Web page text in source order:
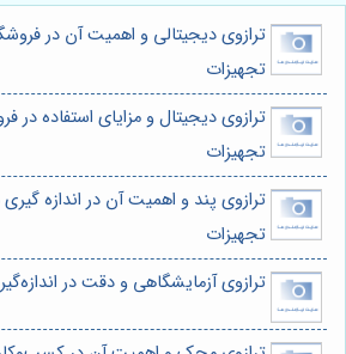
ترازوی دیجیتالی و اهمیت آن در
تجهیزات
ترازوی دیجیتال و مزایای استفاده در
تجهیزات
ترازوی پند و اهمیت آن در اندازه گیری
تجهیزات
ترازوی آزمایشگاهی و دقت در